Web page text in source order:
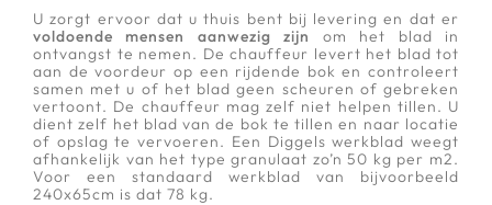
U zorgt ervoor dat u thuis bent bij levering en dat er
voldoende mensen aanwezig zijn
om het blad in
ontvangst te nemen. De chauffeur levert het blad tot
aan de voordeur op een rijdende bok en controleert
samen met u of het blad geen scheuren of gebreken
vertoont. De chauffeur mag zelf niet helpen tillen. U
dient zelf het blad van de bok te tillen en naar locatie
of opslag te vervoeren. Een Diggels werkblad weegt
afhankelijk van het type granulaat zo’n 50 kg per m2.
Voor een standaard werkblad van bijvoorbeeld
240x65cm is dat 78 kg.